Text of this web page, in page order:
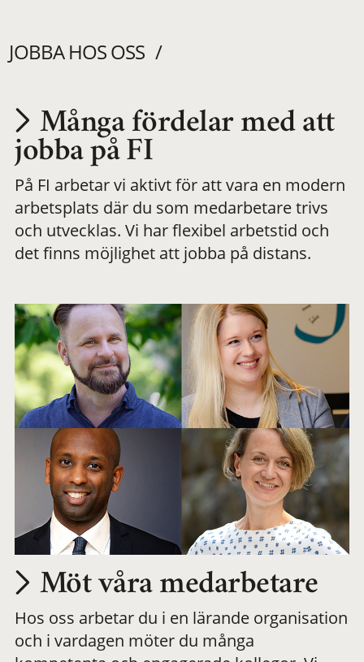
JOBBA HOS OSS
Utvecklas på en
meningsfull och
flexibel
Många fördelar med att
jobba på FI
På FI arbetar vi aktivt för att vara en modern
arbetsplats där du som medarbetare trivs
och utvecklas. Vi har flexibel arbetstid och
det finns möjlighet att jobba på distans.
Möt våra medarbetare
Hos oss arbetar du i en lärande organisation
och i vardagen möter du många